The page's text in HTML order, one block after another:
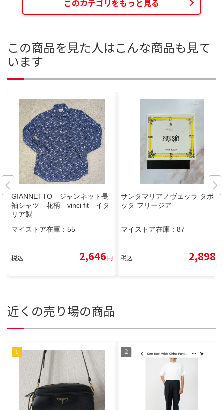
このカテゴリをもっと見る
この商品を見た人はこんな商品も見て
います
GIANNETTO ジャンネット長
袖シャツ 花柄 vinci fit イタ
リア製
マイストア在庫： 55
税込 2,646円
サンタマリアノヴェッラ タボレ
ッタ フリージア
マイストア在庫： 87
税込 2,898
近くの売り場の商品